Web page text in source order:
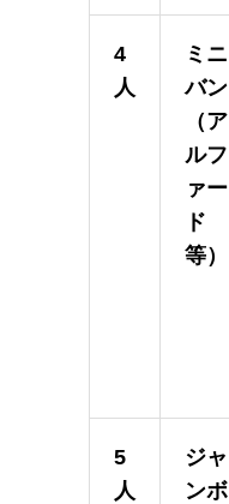
4
人
ミニ
バン
（ア
ルフ
ァー
ド
等）
5
人
ジャ
ンボ